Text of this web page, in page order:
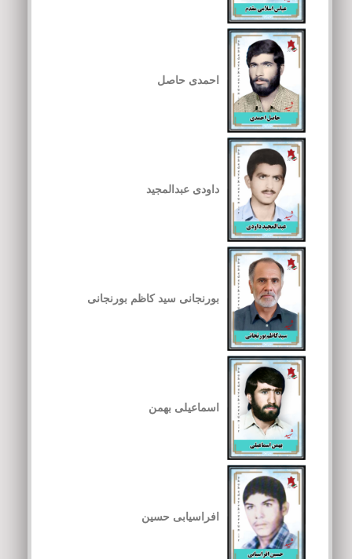
احمدی حاصل
داودی عبدالمجید
بورنجانی سید کاظم بورنجانی
اسماعیلی بهمن
افراسیابی حسین